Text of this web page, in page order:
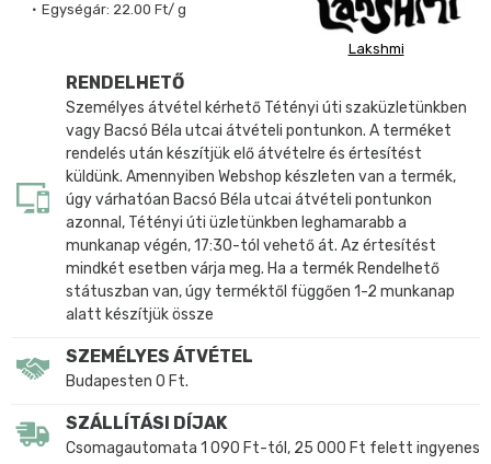
Egységár: 22.00 Ft/ g
Lakshmi
RENDELHETŐ
Személyes átvétel kérhető Tétényi úti szaküzletünkben
vagy Bacsó Béla utcai átvételi pontunkon. A terméket
rendelés után készítjük elő átvételre és értesítést
küldünk. Amennyiben Webshop készleten van a termék,
úgy várhatóan Bacsó Béla utcai átvételi pontunkon
azonnal, Tétényi úti üzletünkben leghamarabb a
munkanap végén, 17:30-tól vehető át. Az értesítést
mindkét esetben várja meg. Ha a termék Rendelhető
státuszban van, úgy terméktől függően 1-2 munkanap
alatt készítjük össze
SZEMÉLYES ÁTVÉTEL
Budapesten 0 Ft.
SZÁLLÍTÁSI DÍJAK
Csomagautomata 1 090 Ft-tól, 25 000 Ft felett ingyenes